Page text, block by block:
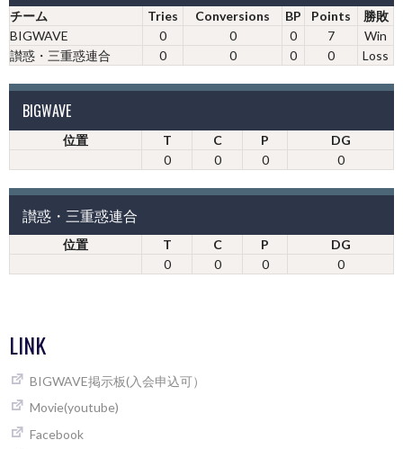
チーム Tries Conversions BP Points
勝敗
BIGWAVE
0 0 0 7
Win
讃惑・三重惑連合
0 0 0 0 Loss
BIGWAVE
位置 T C P
DG
0
0 0 0
讃惑・三重惑連合
位置 T C P
DG
0
0 0 0
LINK
BIGWAVE掲示板(入会申込可）
Movie(youtube)
Facebook